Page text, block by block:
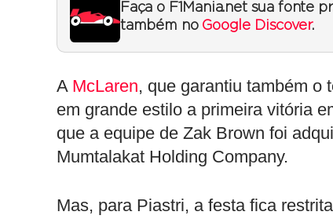
Faça o F1Mania.net sua fonte
também no Google Discover.
A McLaren, que garantiu também o
em grande estilo a primeira vitória
que a equipe de Zak Brown foi
Mumtalakat Holding Company.
Mas, para Piastri, a festa fica